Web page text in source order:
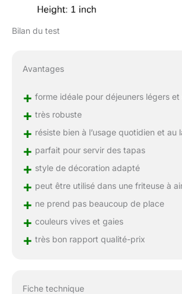
Bilan du test
Avantages
+ forme idéale pour déjeuners légers et
+ très robuste
+ résiste bien à l’usage quotidien et au
+ parfait pour servir des tapas
+ style de décoration adapté
+ peut être utilisé dans une friteuse à
+ ne prend pas beaucoup de place
+ couleurs vives et gaies
+ très bon rapport qualité-prix
Fiche technique